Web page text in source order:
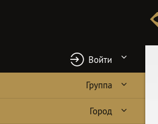
Войти
Группа
Город